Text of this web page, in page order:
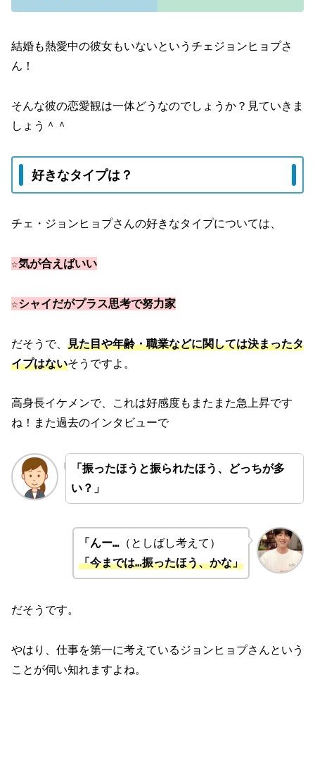
結婚も熱愛中の彼女もいないというチェジョンヒョプさ
ん！
そんな彼の恋愛観は一体どうなのでしょうか？見ていきま
しょう＾＾
好きなタイプは？
チェ・ジョンヒョプさんの好きなタイプについては、
☆気が合えばいい
☆シャイだがプラス思考で努力家
だそうで、 見た目や年齢・職業などに関しては決まったタ
イプはないそうですよ。
高身長イケメンで、これは好感度もまたまた急上昇です
ね！また過去のインタビューで
「振ったほうと振られたほう、どっちが多
い？」
「んー… （としばし考えて）
「今までは…振ったほう、かな」
だそうです。
やはり、仕事を第一に考えているジョンヒョプさんという
ことが伺い知れますよね。